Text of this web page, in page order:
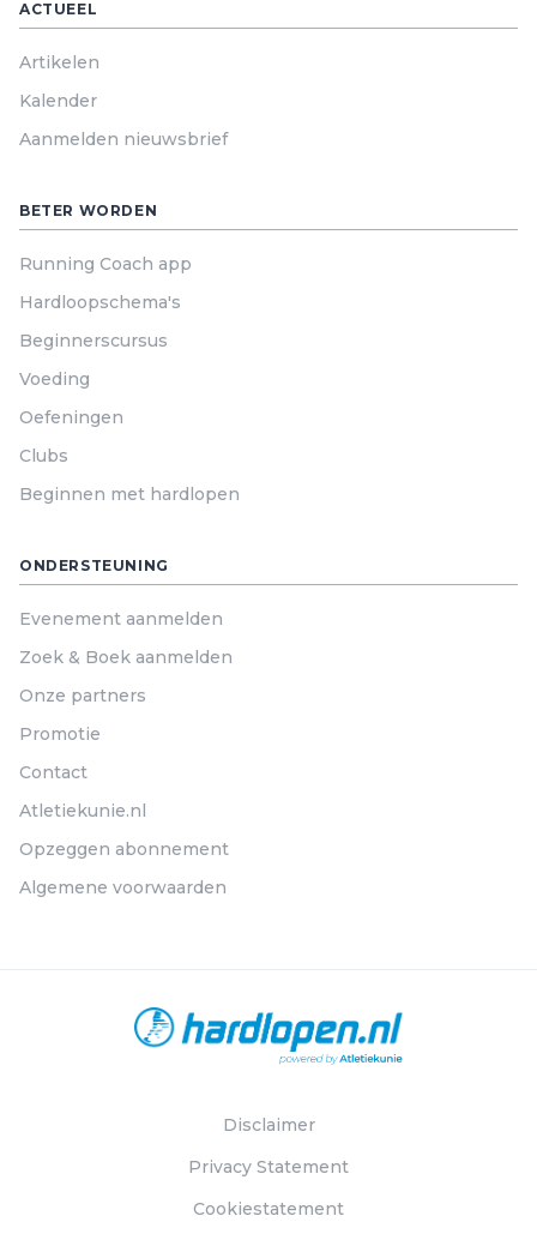
ACTUEEL
Artikelen
Kalender
Aanmelden nieuwsbrief
BETER WORDEN
Running Coach app
Hardloopschema's
Beginnerscursus
Voeding
Oefeningen
Clubs
Beginnen met hardlopen
ONDERSTEUNING
Evenement aanmelden
Zoek & Boek aanmelden
Onze partners
Promotie
Contact
Atletiekunie.nl
Opzeggen abonnement
Algemene voorwaarden
Disclaimer
Privacy Statement
Cookiestatement